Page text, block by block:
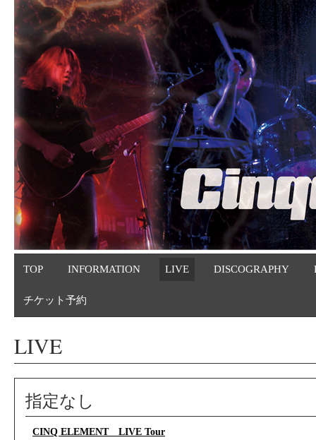
TOP INFORMATION LIVE DISCOGRAPHY
チケット予約
LIVE
指定なし
CINQ ELEMENT LIVE Tour